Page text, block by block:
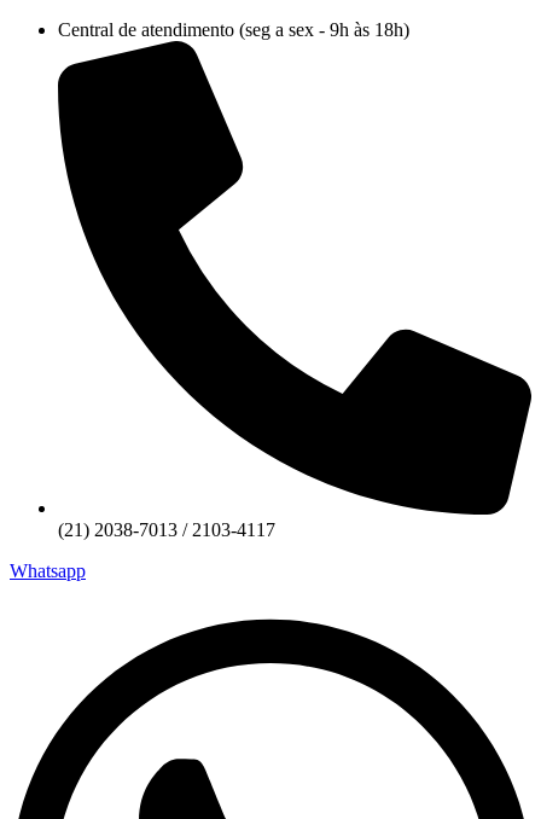
conteúdo
Central de atendimento (seg a sex - 9h às 18h)
(21) 2038-7013 / 2103-4117
Whatsapp